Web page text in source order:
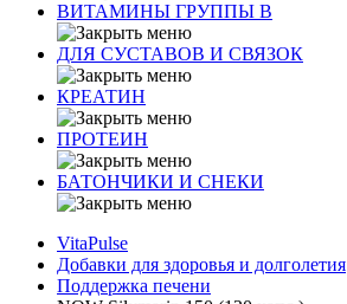
ВИТАМИНЫ ГРУППЫ В
ДЛЯ СУСТАВОВ И СВЯЗОК
КРЕАТИН
ПРОТЕИН
БАТОНЧИКИ И СНЕКИ
VitaPulse
Добавки для здоровья и долголетия
Поддержка печени